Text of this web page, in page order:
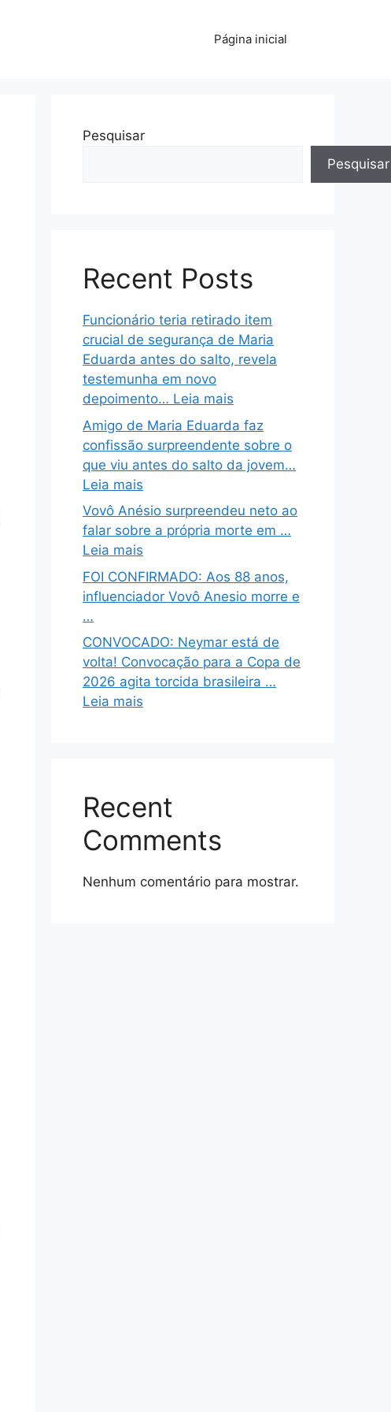
Página inicial
Pesquisar
Pesquisar
Recent Posts
Funcionário teria retirado item
crucial de segurança de Maria
Eduarda antes do salto, revela
testemunha em novo
depoimento… Leia mais
Amigo de Maria Eduarda faz
confissão surpreendente sobre o
que viu antes do salto da jovem…
Leia mais
Vovô Anésio surpreendeu neto ao
falar sobre a própria morte em …
Leia mais
FOI CONFIRMADO: Aos 88 anos,
influenciador Vovô Anesio morre e
…
CONVOCADO: Neymar está de
volta! Convocação para a Copa de
2026 agita torcida brasileira …
Leia mais
Recent
Comments
Nenhum comentário para mostrar.